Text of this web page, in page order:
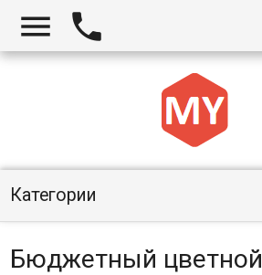
 
Категории
Бюджетный цветной